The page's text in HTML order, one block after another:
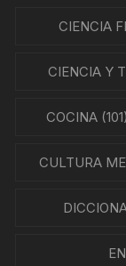
CIENCIA
CIENCIA Y
COCINA(101)
CULTURA